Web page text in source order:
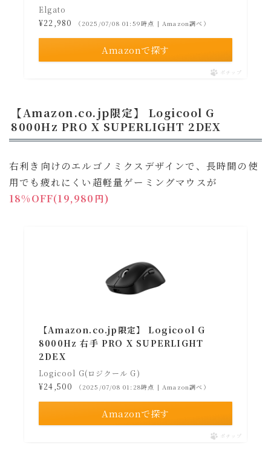
Elgato
¥22,980
（2025/07/08 01:59時点 | Amazon調べ）
Amazonで探す
ポチップ
【Amazon.co.jp限定】 Logicool G
8000Hz PRO X SUPERLIGHT 2DEX
右利き向けのエルゴノミクスデザインで、長時間の使
用でも疲れにくい超軽量ゲーミングマウスが
18%OFF(19,980円)
【Amazon.co.jp限定】 Logicool G
8000Hz 右手 PRO X SUPERLIGHT
2DEX
Logicool G(ロジクール G)
¥24,500
（2025/07/08 01:28時点 | Amazon調べ）
Amazonで探す
ポチップ